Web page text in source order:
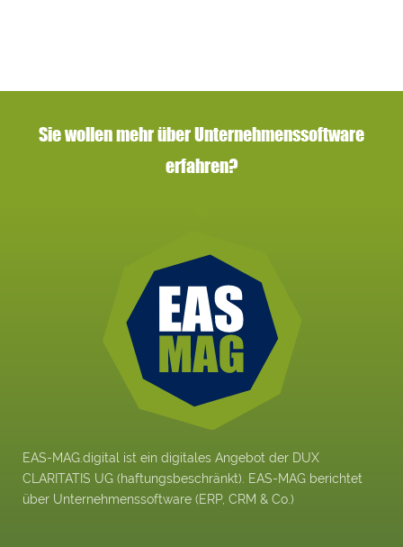
Sie wollen mehr über Unternehmenssoftware
erfahren?
EAS-MAG.digital ist ein digitales Angebot der DUX
CLARITATIS UG (haftungsbeschränkt). EAS-MAG berichtet
über Unternehmenssoftware (ERP, CRM & Co.)